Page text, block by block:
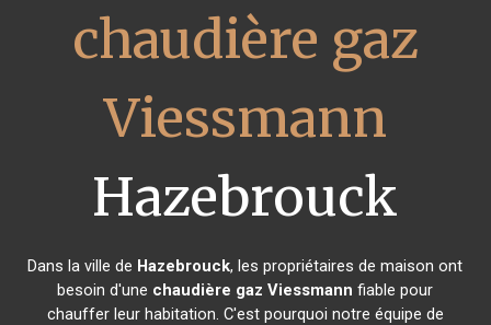
chaudière gaz
Viessmann
Hazebrouck
Dans la ville de Hazebrouck, les propriétaires de maison ont
besoin d'une chaudière gaz Viessmann fiable pour
chauffer leur habitation. C'est pourquoi notre équipe de